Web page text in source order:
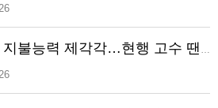
“업종·규모별 지불능력 제각각…현행 고수 땐 영세업종 감원 불보듯”